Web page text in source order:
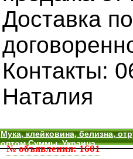
Доставка по
Контакты:
Наталия
№ объявления: 1601
Мука, клейковина, белизна,
оптом,Суммы, Украина